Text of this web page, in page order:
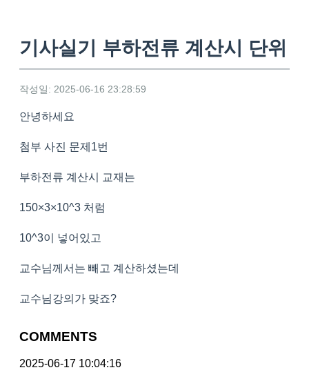
기사실기 부하전류 계산시 단위
작성일: 2025-06-16 23:28:59
안녕하세요
첨부 사진 문제1번
부하전류 계산시 교재는
150×3×10^3 처럼
10^3이 넣어있고
교수님께서는 빼고 계산하셨는데
교수님강의가 맞죠?
COMMENTS
2025-06-17 10:04:16